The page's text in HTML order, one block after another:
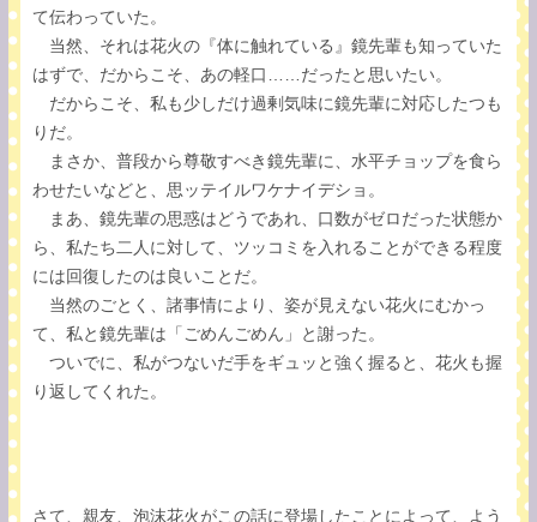
て伝わっていた。
当然、それは花火の『体に触れている』鏡先輩も知っていた
はずで、だからこそ、あの軽口……だったと思いたい。
だからこそ、私も少しだけ過剰気味に鏡先輩に対応したつも
りだ。
まさか、普段から尊敬すべき鏡先輩に、水平チョップを食ら
わせたいなどと、思ッテイルワケナイデショ。
まあ、鏡先輩の思惑はどうであれ、口数がゼロだった状態か
ら、私たち二人に対して、ツッコミを入れることができる程度
には回復したのは良いことだ。
当然のごとく、諸事情により、姿が見えない花火にむかっ
て、私と鏡先輩は「ごめんごめん」と謝った。
ついでに、私がつないだ手をギュッと強く握ると、花火も握
り返してくれた。
さて、親友、泡沫花火がこの話に登場したことによって、よう